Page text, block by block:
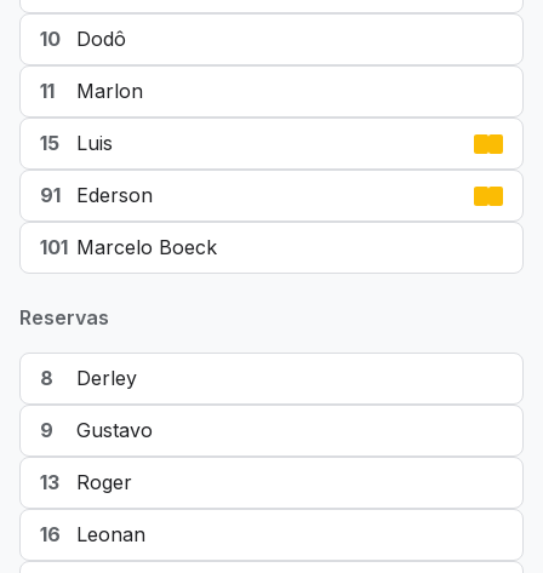
10 Dodô
11 Marlon
15 Luis
91 Ederson
101 Marcelo Boeck
Reservas
8 Derley
9 Gustavo
13 Roger
16 Leonan